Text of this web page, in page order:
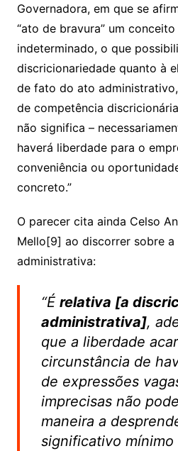
Governadora, em que se
“ato de bravura” um
indeterminado, o que
discricionariedade quanto à
de fato do ato
de competência
não significa –
haverá liberdade para o
conveniência ou
concreto.”
O parecer cita ainda Celso
Mello[9] ao discorrer sobre
administrativa:
“É relativa [a
administrativa],
que a liberdade
circunstância de
de expressões
imprecisas não
maneira a
significativo mínimo